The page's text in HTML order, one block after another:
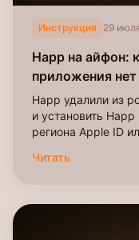
Инструкция 29
Happ на айфон:
приложения
Happ удалили из
и установить
региона Apple ID
Читать